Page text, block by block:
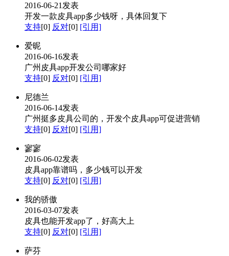
2016-06-21发表
开发一款皮具app多少钱呀，具体回复下
支持[0] 反对[0] [引用]
爱昵
2016-06-16发表
广州皮具app开发公司哪家好
支持[0] 反对[0] [引用]
尼德兰
2016-06-14发表
广州挺多皮具公司的，开发个皮具app可促进营销
支持[0] 反对[0] [引用]
寥寥
2016-06-02发表
皮具app靠谱吗，多少钱可以开发
支持[0] 反对[0] [引用]
我的骄傲
2016-03-07发表
皮具也能开发app了，好高大上
支持[0] 反对[0] [引用]
萨芬